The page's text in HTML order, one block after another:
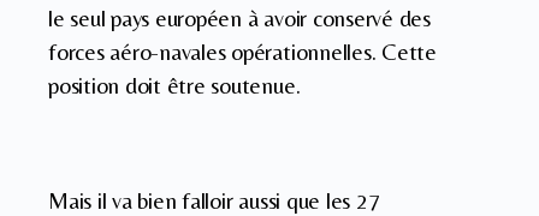
le seul pays européen à avoir conservé des
forces aéro-navales opérationnelles. Cette
position doit être soutenue.
Mais il va bien falloir aussi que les 27